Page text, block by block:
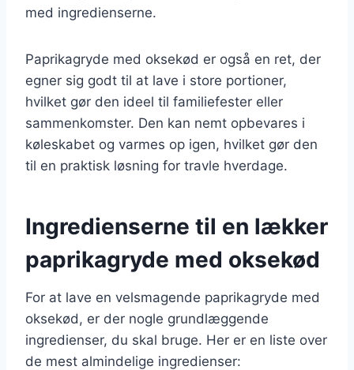
med ingredienserne.
Paprikagryde med oksekød er også en ret, der
egner sig godt til at lave i store portioner,
hvilket gør den ideel til familiefester eller
sammenkomster. Den kan nemt opbevares i
køleskabet og varmes op igen, hvilket gør den
til en praktisk løsning for travle hverdage.
Ingredienserne til en lækker
paprikagryde med oksekød
For at lave en velsmagende paprikagryde med
oksekød, er der nogle grundlæggende
ingredienser, du skal bruge. Her er en liste over
de mest almindelige ingredienser: